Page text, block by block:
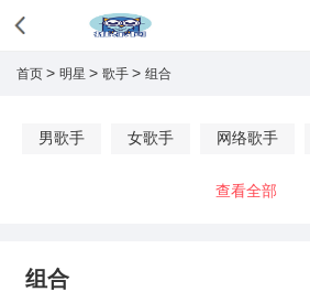
首页 > 明星 > 歌手 > 组合
男歌手 女歌手 网络歌手
查看全部
组合